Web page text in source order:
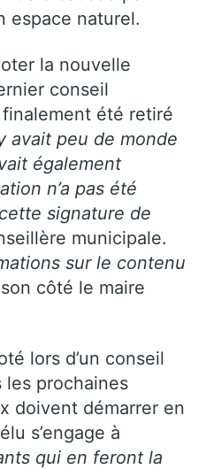
espace naturel.
la nouvelle
conseil
été retiré
avait peu de monde
également
n’a pas été
signature de
municipale.
sur le contenu
côté le maire
lors d’un conseil
les prochaines
doivent démarrer en
s’engage à
qui en feront la